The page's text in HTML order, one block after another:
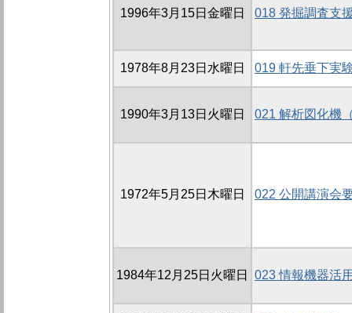
1996年3月15日金曜日 018 発掘調査支
1978年8月23日水曜日 019 軒先垂下実
1990年3月13日火曜日 021 解析図化機
1972年5月25日木曜日 022 公開講演会
1984年12月25日火曜日 023 情報機器活